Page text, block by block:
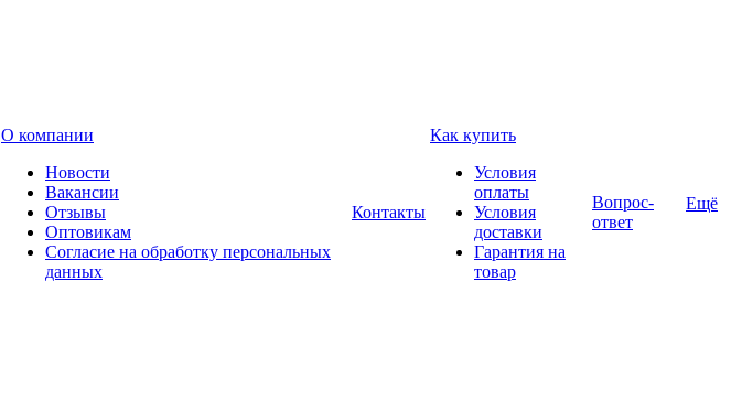
О компании
Новости
Вакансии
Отзывы
Оптовикам
Cогласие на обработку персональных
данных
Контакты
Как купить
Условия
оплаты
Условия
доставки
Гарантия на
товар
Вопрос-
ответ
Ещё